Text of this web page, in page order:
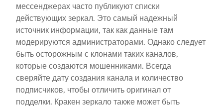
мессенджерах часто публикуют списки
действующих зеркал. Это самый надежный
источник информации, так как данные там
модерируются администраторами. Однако следует
быть осторожным с клонами таких каналов,
которые создаются мошенниками. Всегда
сверяйте дату создания канала и количество
подписчиков, чтобы отличить оригинал от
подделки. Кракен зеркало также может быть